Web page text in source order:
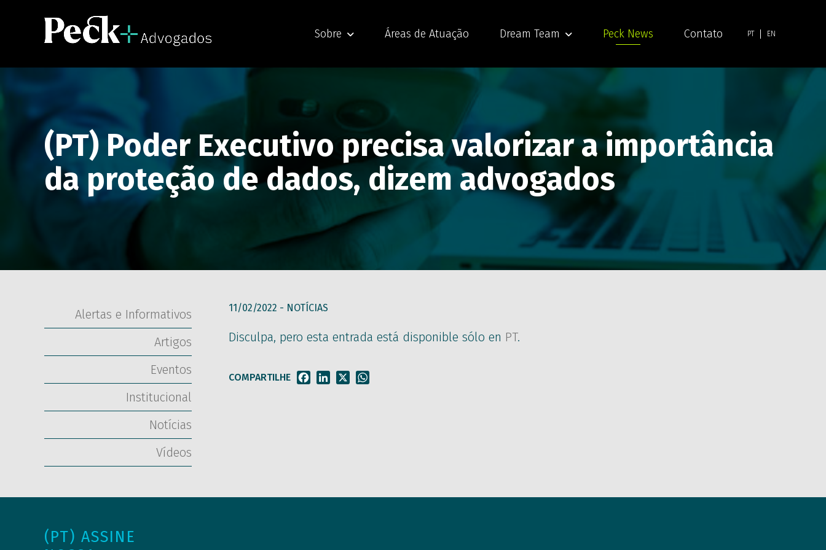
Sobre Áreas de Atuação Dream Team Peck News Contato PT EN
(PT) Poder Executivo precisa valorizar a importância
da proteção de dados, dizem advogados
11/02/2022 - NOTÍCIAS
Disculpa, pero esta entrada está disponible sólo en PT.
COMPARTILHE FacebookLinkedIn
Alertas e Informativos
Artigos
Eventos
Institucional
Notícias
Vídeos
(PT) ASSINE